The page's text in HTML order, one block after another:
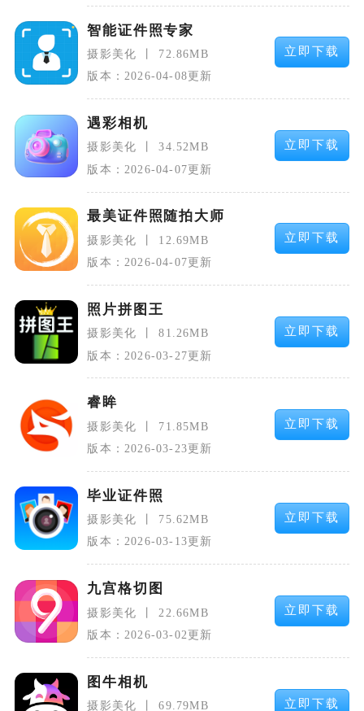
智能证件照专家
摄影美化
72.86MB
版本：2026-04-08更新
立即下载
遇彩相机
摄影美化
34.52MB
版本：2026-04-07更新
立即下载
最美证件照随拍大师
摄影美化
12.69MB
版本：2026-04-07更新
立即下载
照片拼图王
摄影美化
81.26MB
版本：2026-03-27更新
立即下载
睿眸
摄影美化
71.85MB
版本：2026-03-23更新
立即下载
毕业证件照
摄影美化
75.62MB
版本：2026-03-13更新
立即下载
九宫格切图
摄影美化
22.66MB
版本：2026-03-02更新
立即下载
图牛相机
摄影美化 69.79MB 立即下载